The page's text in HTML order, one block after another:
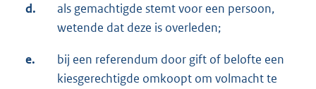
d.
als gemachtigde stemt voor een persoon,
wetende dat deze is overleden;
e.
bij een referendum door gift of belofte een
kiesgerechtigde omkoopt om volmacht te